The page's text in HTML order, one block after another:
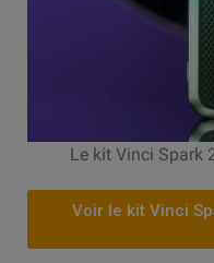
Le kit Vinci Spark
Voir le kit Vinci